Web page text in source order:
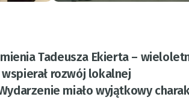
Tadeusza Ekierta –
rozwój lokalnej
miało wyjątkowy